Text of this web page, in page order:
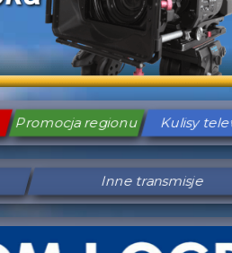
Promocja regionu Kulisy
Inne transmisje